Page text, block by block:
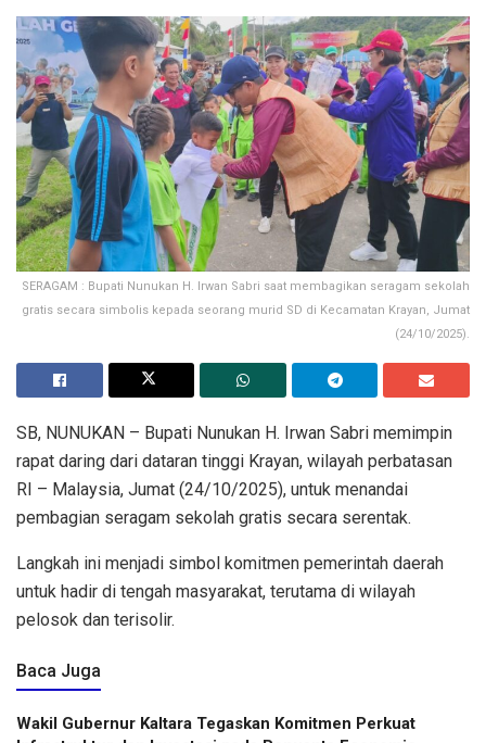
SERAGAM : Bupati Nunukan H. Irwan Sabri saat membagikan seragam sekolah
gratis secara simbolis kepada seorang murid SD di Kecamatan Krayan, Jumat
(24/10/2025).
SB, NUNUKAN – Bupati Nunukan H. Irwan Sabri memimpin
rapat daring dari dataran tinggi Krayan, wilayah perbatasan
RI – Malaysia, Jumat (24/10/2025), untuk menandai
pembagian seragam sekolah gratis secara serentak.
Langkah ini menjadi simbol komitmen pemerintah daerah
untuk hadir di tengah masyarakat, terutama di wilayah
pelosok dan terisolir.
Baca Juga
Wakil Gubernur Kaltara Tegaskan Komitmen Perkuat